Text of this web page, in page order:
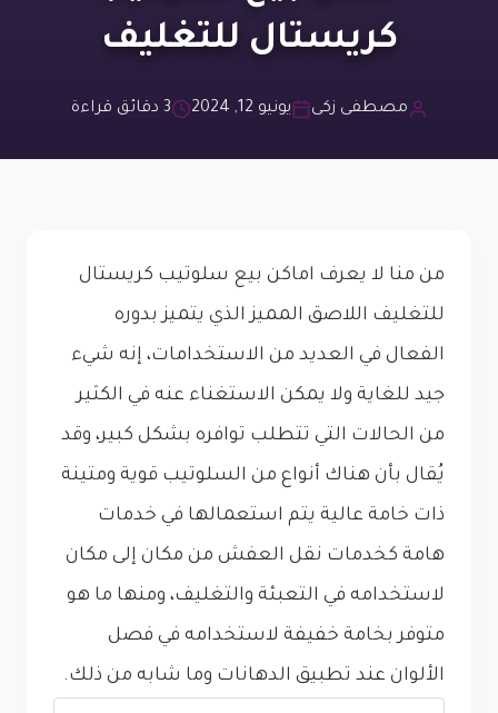
كريستال للتغليف
مصطفى زكى يونيو 12, 2024 3 دقائق قراءة
من منا لا يعرف اماكن بيع سلوتيب كريستال
للتغليف اللاصق المميز الذي يتميز بدوره
الفعال في العديد من الاستخدامات، إنه شيء
جيد للغاية ولا يمكن الاستغناء عنه في الكثير
من الحالات التي تتطلب توافره بشكل كبير، وقد
يُقال بأن هناك أنواع من السلوتيب قوية ومتينة
ذات خامة عالية يتم استعمالها في خدمات
هامة كخدمات نقل العفش من مكان إلى مكان
لاستخدامه في التعبئة والتغليف، ومنها ما هو
متوفر بخامة خفيفة لاستخدامه في فصل
الألوان عند تطبيق الدهانات وما شابه من ذلك.